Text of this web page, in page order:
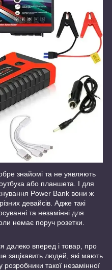
знайомі та не уявляють
або планшета. І для
Power Bank вони ж
девайсів. Адже такі
та незамінні для
немає поруч розетки.
далеко вперед і товар, про
зацікавить людей, які мають
такої незамінної